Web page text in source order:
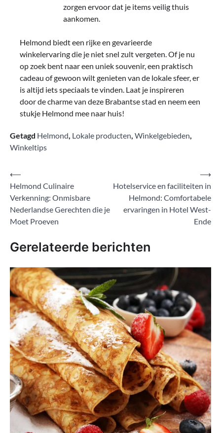
zorgen ervoor dat je items veilig thuis
aankomen.
Helmond biedt een rijke en gevarieerde
winkelervaring die je niet snel zult vergeten. Of je nu
op zoek bent naar een uniek souvenir, een praktisch
cadeau of gewoon wilt genieten van de lokale sfeer, er
is altijd iets speciaals te vinden. Laat je inspireren
door de charme van deze Brabantse stad en neem een
stukje Helmond mee naar huis!
Getagd Helmond Lokale producten Winkelgebieden
Winkeltips
Bericht
navigatie
⟵
Helmond Culinaire
Verkenning: Onmisbare
Nederlandse Gerechten die je
Moet Proeven
Hotelservice en faciliteiten in
Helmond: Comfortabele
ervaringen in Hotel West-
Ende
⟶
Gerelateerde berichten